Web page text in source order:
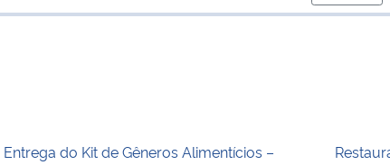
para
Entrega do Kit de Gêneros Alimentícios –